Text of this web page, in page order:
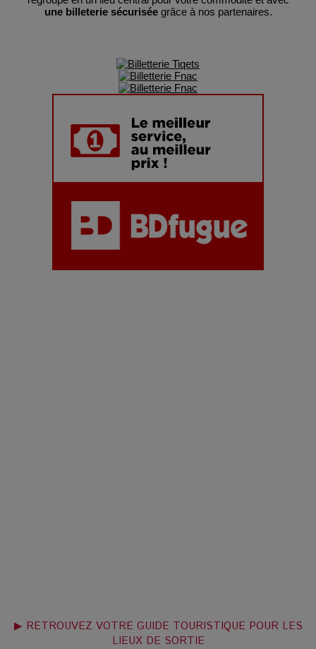
une billeterie sécuriséegrâce à nos partenaires.
▶ RETROUVEZ VOTRE GUIDE TOURISTIQUE POUR LES
LIEUX DE SORTIE